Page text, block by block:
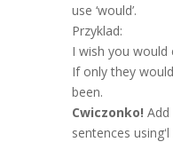
use ‘would’.
Przyklad:
I wish you would
If only they
been.
Cwiczonko!
sentences usingʻl